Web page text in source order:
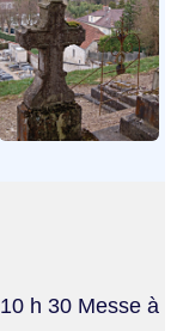
10 h 30 Messe à